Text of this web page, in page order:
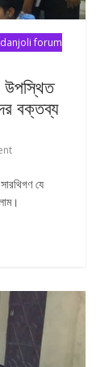
forum
উপস্থিত
বক্তব্য
যে